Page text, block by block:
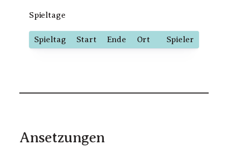
Spieltage
Spieltag Start Ende Ort Bahnen
Spieler
Ansetzungen